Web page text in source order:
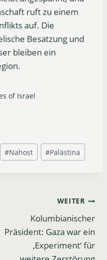
ruft zu einem
auf. Die
Besatzung und
bleiben ein
of Israel
#Nahost #Palästina
WEITER
Kolumbianischer
Präsident: Gaza war ein
‚Experiment‘ für